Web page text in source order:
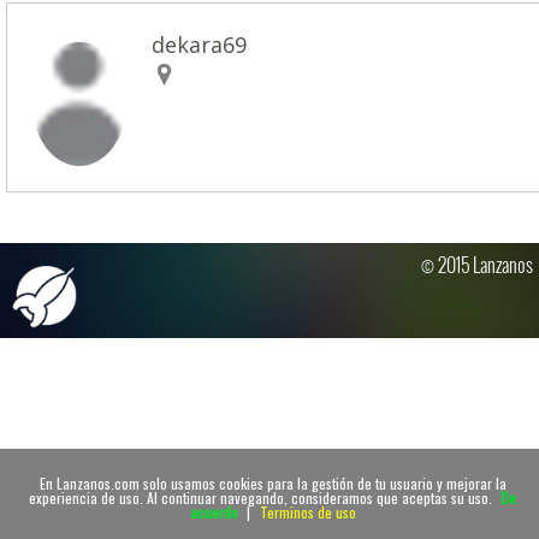
En Lanzanos.com solo usamos cookies para la gestión de tu usuario y mejorar la
experiencia de uso. Al continuar navegando, consideramos que aceptas su uso. De
acuerdo | Terminos de uso
dekara69
© 2015 Lanzanos